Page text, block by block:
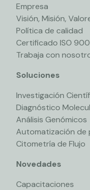
Empresa
Visión, Misión,
Política de calidad
Certificado ISO
Trabaja con
Soluciones
Investigación
Diagnóstico
Análisis Genómicos
Automatización de
Citometría de Flujo
Novedades
Capacitaciones